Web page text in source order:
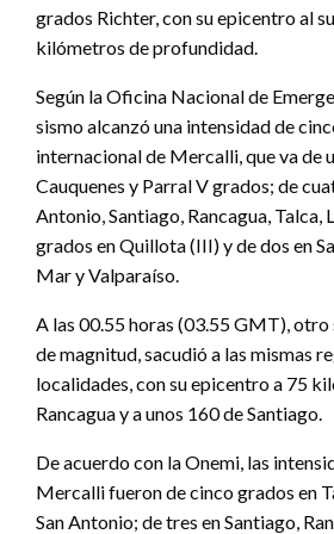
grados Richter, con su epicentro al
kilómetros de profundidad.
Según la Oficina Nacional de
sismo alcanzó una intensidad de
internacional de Mercalli, que va de
Cauquenes y Parral V grados; de
Antonio, Santiago, Rancagua, Talca,
grados en Quillota (III) y de dos en
Mar y Valparaíso.
A las 00.55 horas (03.55 GMT), otro
de magnitud, sacudió a las mismas
localidades, con su epicentro a 75
Rancagua y a unos 160 de Santiago.
De acuerdo con la Onemi, las
Mercalli fueron de cinco grados en
San Antonio; de tres en Santiago,